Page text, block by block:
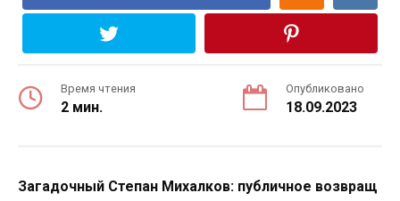
Время чтения
2 мин.
Опубликовано
18.09.2023
Загадочный Степан Михалков: публичное возвращ